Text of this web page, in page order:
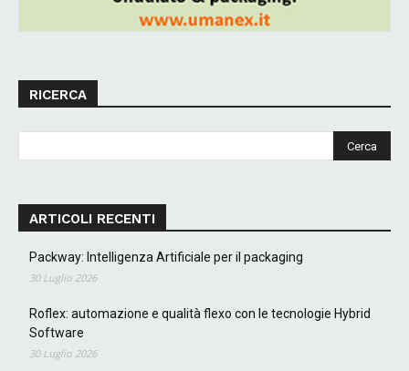
RICERCA
ARTICOLI RECENTI
Packway: Intelligenza Artificiale per il packaging
30 Luglio 2026
Roflex: automazione e qualità flexo con le tecnologie Hybrid
Software
30 Luglio 2026